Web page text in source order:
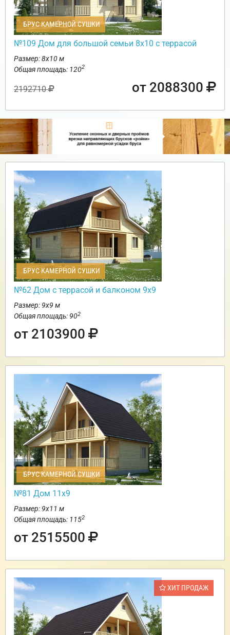
БРУС КАМЕРНОЙ СУШКИ
№109 Дом для большой семьи 8х10 с террасой
Размер: 8х10 м
Общая площадь: 1202
2192710 от 2088300
БРУС КАМЕРНОЙ СУШКИ
№62 Дом c террасой и балконом 9х9
Размер: 9х9 м
Общая площадь: 902
от 2103900
БРУС КАМЕРНОЙ СУШКИ
№81 Дом 11х9
Размер: 9х11 м
Общая площадь: 1152
от 2515500
ХИТ ПРОДАЖ